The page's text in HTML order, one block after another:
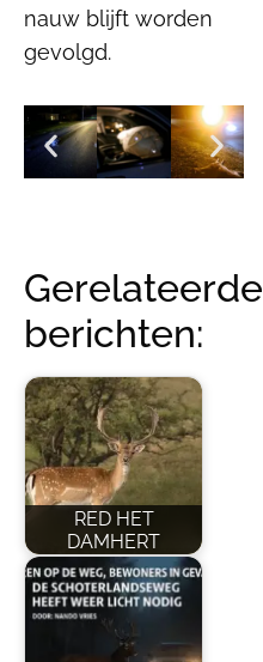
nauw blijft worden
gevolgd.
Gerelateerde
berichten:
RED HET
DAMHERT